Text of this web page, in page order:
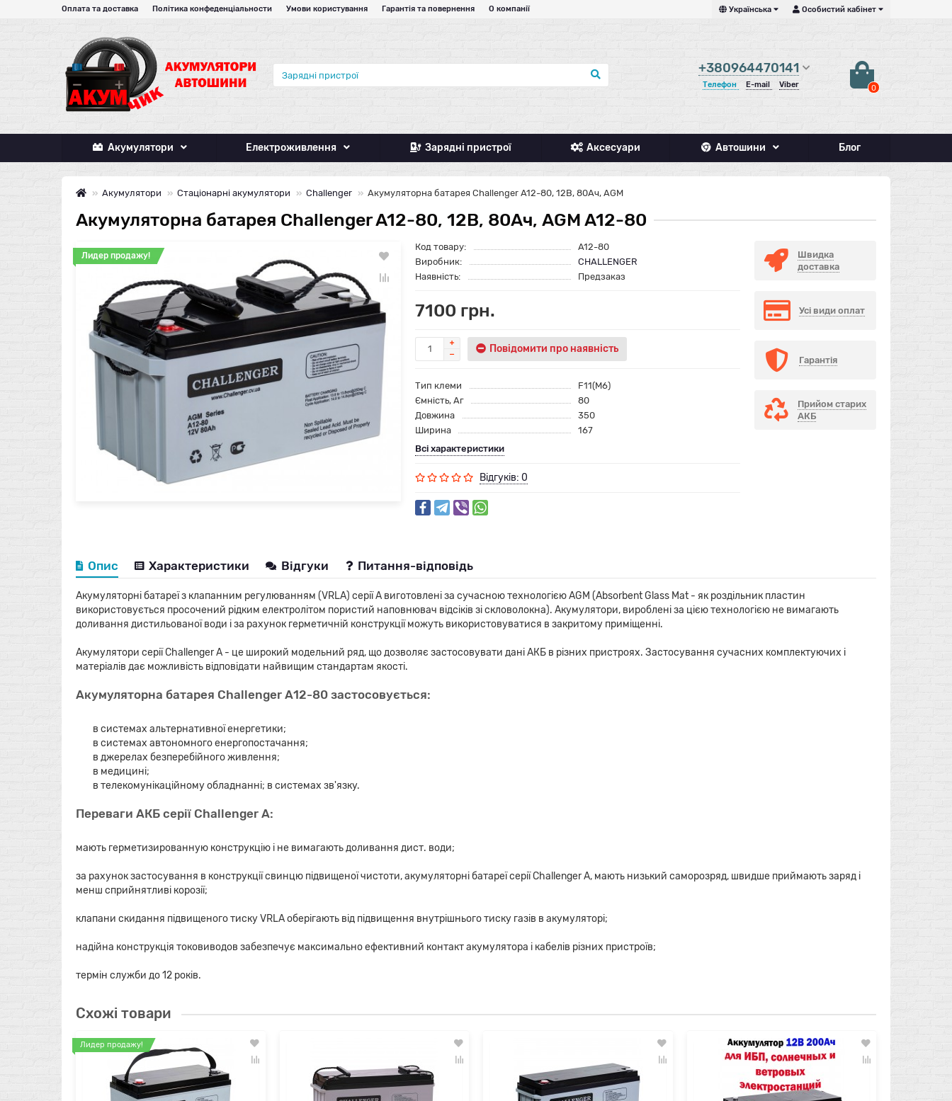
Особистий кабінет
Українська
Оплата та доставка Політика конфеденціальности Умови користування Гарантія та повернення О компанії
+380964470141
Телефон E-mail Viber 0
Акумулятори Електроживлення Зарядні пристрої Аксесуари Автошини Блог
Акумулятори Стаціонарні акумулятори Challenger Акумуляторна батарея Challenger A12-80, 12В, 80Ач, AGM
Акумуляторна батарея Challenger A12-80, 12В, 80Ач, AGM A12-80
Лидер продажу!
Код товару:
A12-80
Виробник:
CHALLENGER
Наявність:
Предзаказ
7100 грн.
Повідомити про наявність
Тип клеми
F11(M6)
Ємність, Аг
80
Довжина
350
Ширина
167
Всі характеристики
Відгуків: 0
Швидка
доставка
Усі види оплат
Гарантія
Прийом старих
АКБ
Опис Характеристики Відгуки Питання-відповідь
Акумуляторні батареї з клапанним регулюванням (VRLA) серії А виготовлені за сучасною технологією AGM (Absorbent Glass Mat - як роздільник пластин
використовується просочений рідким електролітом пористий наповнювач відсіків зі скловолокна). Акумулятори, вироблені за цією технологією не вимагають
доливання дистильованої води і за рахунок герметичній конструкції можуть використовуватися в закритому приміщенні.
Акумулятори серії Challenger А - це широкий модельний ряд, що дозволяє застосовувати дані АКБ в різних пристроях. Застосування сучасних комплектуючих і
матеріалів дає можливість відповідати найвищим стандартам якості.
Акумуляторна батарея Challenger А12-80 застосовується:
в системах альтернативної енергетики;
в системах автономного енергопостачання;
в джерелах безперебійного живлення;
в медицині;
в телекомунікаційному обладнанні; в системах зв'язку.
Переваги АКБ серії Challenger А:
мають герметизированную конструкцію і не вимагають доливання дист. води;
за рахунок застосування в конструкції свинцю підвищеної чистоти, акумуляторні батареї серії Challenger А, мають низький саморозряд, швидше приймають заряд і
менш сприйнятливі корозії;
клапани скидання підвищеного тиску VRLA оберігають від підвищення внутрішнього тиску газів в акумуляторі;
надійна конструкція токовиводов забезпечує максимально ефективний контакт акумулятора і кабелів різних пристроїв;
термін служби до 12 років.
Схожі товари
Лидер продажу!